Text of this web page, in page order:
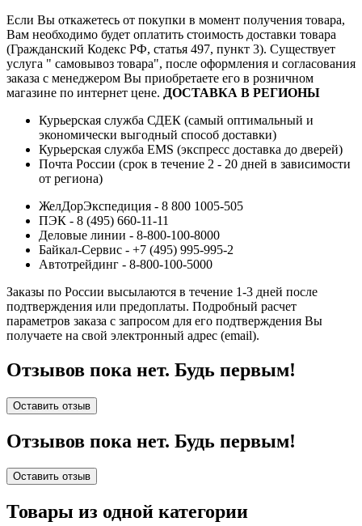
Если Вы откажетесь от покупки в момент получения товара,
Вам необходимо будет оплатить стоимость доставки товара
(Гражданский Кодекс РФ, статья 497, пункт 3). Существует
услуга " самовывоз товара", после оформления и согласования
заказа с менеджером Вы приобретаете его в розничном
магазине по интернет цене. ДОСТАВКА В РЕГИОНЫ
Курьерская служба СДЕК (самый оптимальный и
экономически выгодный способ доставки)
Курьерская служба EMS (экспресс доставка до дверей)
Почта России (срок в течение 2 - 20 дней в зависимости
от региона)
ЖелДорЭкспедиция - 8 800 1005-505
ПЭК - 8 (495) 660-11-11
Деловые линии - 8-800-100-8000
Байкал-Сервис - +7 (495) 995-995-2
Автотрейдинг - 8-800-100-5000
Заказы по России высылаются в течение 1-3 дней после
подтверждения или предоплаты. Подробный расчет
параметров заказа с запросом для его подтверждения Вы
получаете на свой электронный адрес (email).
Отзывов пока нет. Будь первым!
Оставить отзыв
Отзывов пока нет. Будь первым!
Оставить отзыв
Товары из одной категории